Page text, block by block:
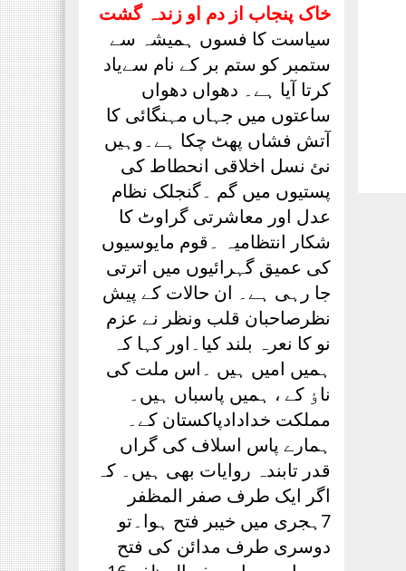
خاک پنجاب از دم او زندہ گشت
سیاست کا فسوں ہمیشہ سے
ستمبر کو ستم بر کے نام سےیاد
کرتا آیا ہے۔ دھواں دھواں
ساعتوں میں جہاں مہنگائی کا
آتش فشاں پھٹ چکا ہے۔وہیں
نئ نسل اخلاقی انحطاط کی
پستیوں میں گم ۔گنجلک نظام
عدل اور معاشرتی گراوٹ کا
شکار انتظامیہ ۔قوم مایوسیوں
کی عمیق گہرائیوں میں اترتی
جا رہی ہے۔ ان حالات کے پیش
نظرصاحبان قلب ونظر نے عزم
نو کا نعرہ بلند کیا۔اور کہا کہ
ہمیں امیں ہیں ۔اس ملت کی
ناٶ کے ، ہمیں پاسباں ہیں۔
مملکت خدادادپاکستان کے۔
ہمارے پاس اسلاف کی گراں
قدر تابندہ روایات بھی ہیں۔ کہ
اگر ایک طرف صفر المظفر
7ہجری میں خیبر فتح ہوا۔تو
دوسری طرف مدائن کی فتح